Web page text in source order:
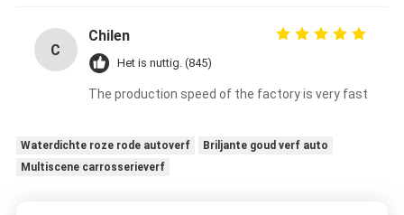
C
Chilen
Het is nuttig. (845)
The production speed of the factory is very fast
Waterdichte roze rode autoverf
Briljante goud verf auto
Multiscene carrosserieverf